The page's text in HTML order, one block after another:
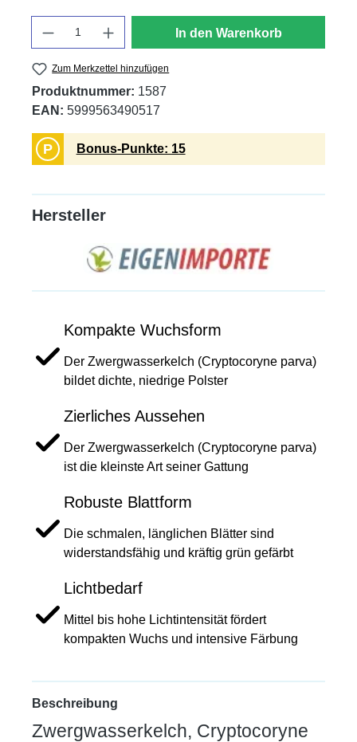
In den Warenkorb
Zum Merkzettel hinzufügen
Produktnummer: 1587
EAN: 5999563490517
P Bonus-Punkte: 15
Hersteller
Kompakte Wuchsform
Der Zwergwasserkelch (Cryptocoryne parva)
bildet dichte, niedrige Polster
Zierliches Aussehen
Der Zwergwasserkelch (Cryptocoryne parva)
ist die kleinste Art seiner Gattung
Robuste Blattform
Die schmalen, länglichen Blätter sind
widerstandsfähig und kräftig grün gefärbt
Lichtbedarf
Mittel bis hohe Lichtintensität fördert
kompakten Wuchs und intensive Färbung
Beschreibung
Zwergwasserkelch, Cryptocoryne